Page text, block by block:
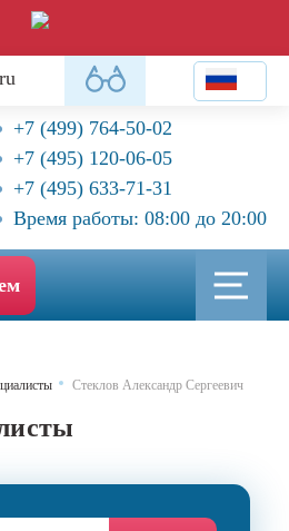
+7 (499) 764-50-02
+7 (495) 120-06-05
+7 (495) 633-71-31
Время работы: 08:00 до 20:00
Стеклов Александр Сергеевич